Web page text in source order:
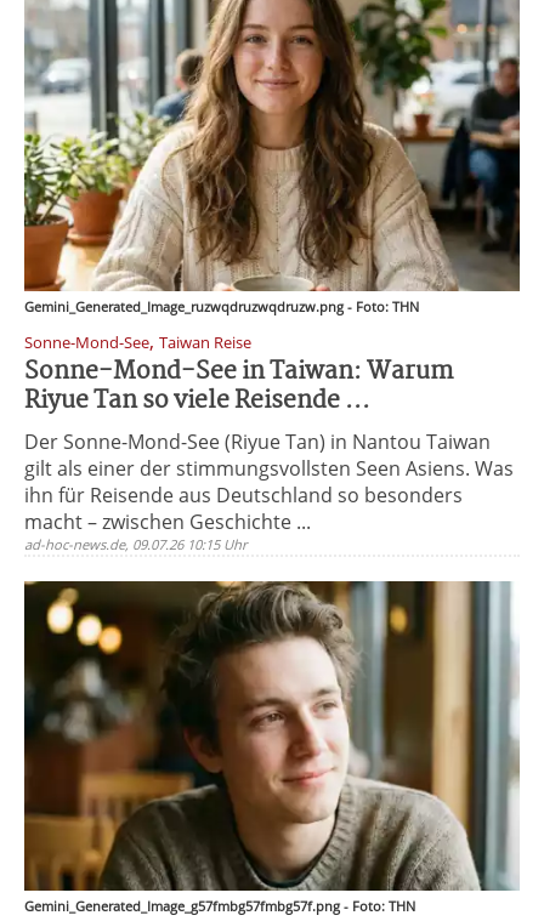
Gemini_Generated_Image_ruzwqdruzwqdruzw.png - Foto: THN
Sonne-Mond-See, Taiwan Reise
Sonne-Mond-See in Taiwan: Warum
Riyue Tan so viele Reisende ...
Der Sonne-Mond-See (Riyue Tan) in Nantou Taiwan
gilt als einer der stimmungsvollsten Seen Asiens. Was
ihn für Reisende aus Deutschland so besonders
macht – zwischen Geschichte ...
ad-hoc-news.de, 09.07.26 10:15 Uhr
Gemini_Generated_Image_g57fmbg57fmbg57f.png - Foto: THN